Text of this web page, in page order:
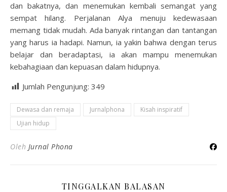
dan bakatnya, dan menemukan kembali semangat yang
sempat hilang. Perjalanan Alya menuju kedewasaan
memang tidak mudah. Ada banyak rintangan dan tantangan
yang harus ia hadapi. Namun, ia yakin bahwa dengan terus
belajar dan beradaptasi, ia akan mampu menemukan
kebahagiaan dan kepuasan dalam hidupnya.
Jumlah Pengunjung: 349
Dewasa dan remaja Jurnalphona
Kisah inspiratif
Ujian hidup
Oleh Jurnal Phona
TINGGALKAN BALASAN